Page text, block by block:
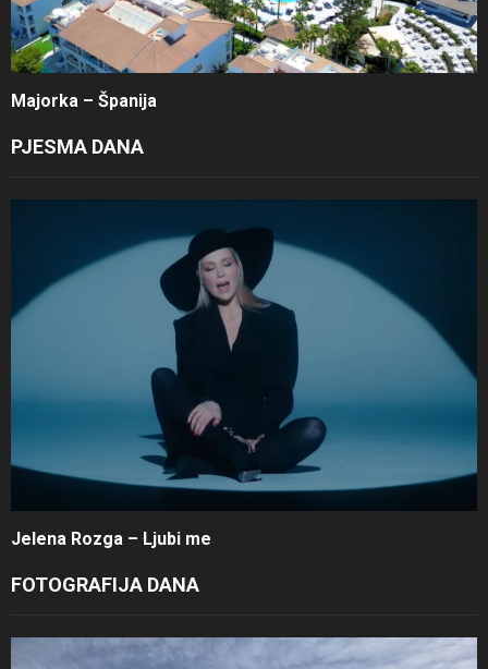
Majorka – Španija
PJESMA DANA
Jelena Rozga – Ljubi me
FOTOGRAFIJA DANA